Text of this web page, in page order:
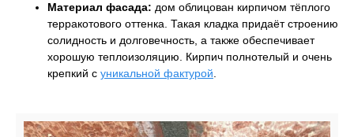
Материал фасада: дом облицован кирпичом тёплого
терракотового оттенка. Такая кладка придаёт строению
солидность и долговечность, а также обеспечивает
хорошую теплоизоляцию. Кирпич полнотелый и очень
крепкий с уникальной фактурой